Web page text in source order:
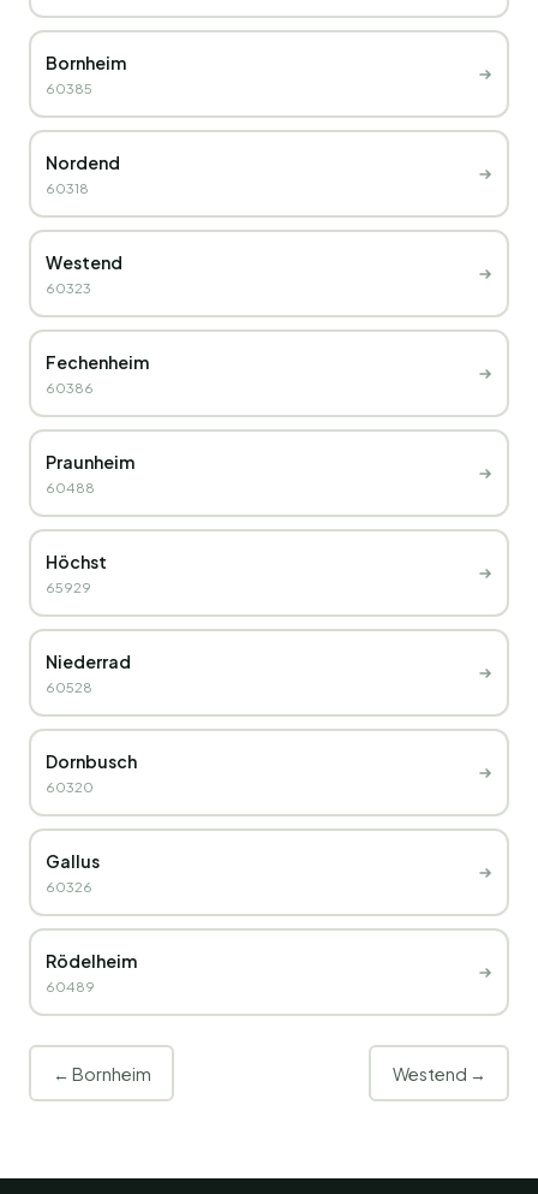
Bornheim
60385
Nordend
60318
Westend
60323
Fechenheim
60386
Praunheim
60488
Höchst
65929
Niederrad
60528
Dornbusch
60320
Gallus
60326
Rödelheim
60489
← Bornheim Westend →